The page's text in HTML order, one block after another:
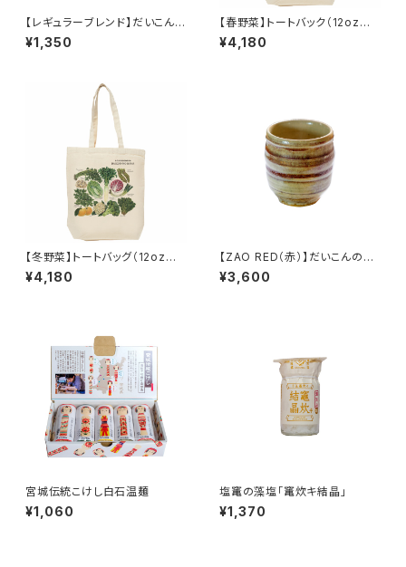
【レギュラーブレンド】だいこんの
花オリジナルコーヒー 5パック
入り
¥1,350
【春野菜】トートバック（12ozキャ
ンバスMサイズ）
¥4,180
【冬野菜】トートバッグ（12ozキャ
ンバスMサイズ）
¥4,180
【ZAO RED（赤）】だいこんの花
オリジナル 湯呑
¥3,600
宮城伝統こけし白石温麺
¥1,060
塩竃の藻塩「竃炊キ結晶」
¥1,370